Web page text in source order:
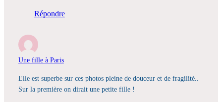
Répondre
Une fille à Paris
Elle est superbe sur ces photos pleine de douceur et de fragilité..
Sur la première on dirait une petite fille !